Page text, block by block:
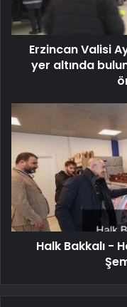
Erzincan Valisi
yer altında
Halk Bakkalı -